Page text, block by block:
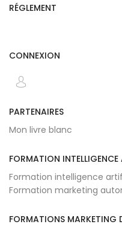
RÉGLEMENT
CONNEXION
PARTENAIRES
Mon livre blanc
FORMATION INTELLIGENCE
Formation intelligence
Formation marketing
FORMATIONS MARKETING